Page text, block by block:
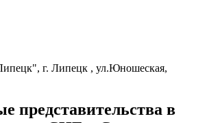
г. Липецк , ул.Юношеская,
представительства в